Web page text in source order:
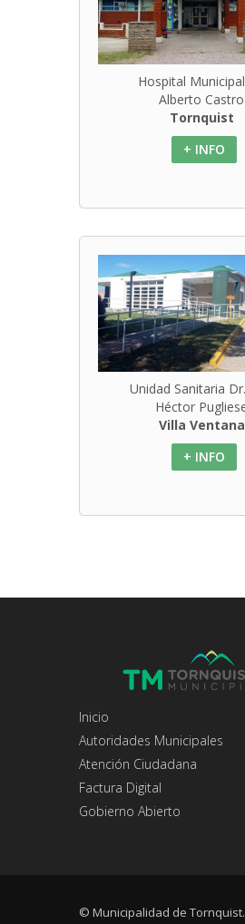
Psicología
Enfermería
Maestranza
Hospital
Alberto Castro
Tornquist
+ INFO
Unidad Sanitaria
Héctor
Villa Ventana
+ INFO
Inicio
Autoridades Municipales
Atención Ciudadana
Factura Digital
Gobierno Abierto
© Municipalidad de